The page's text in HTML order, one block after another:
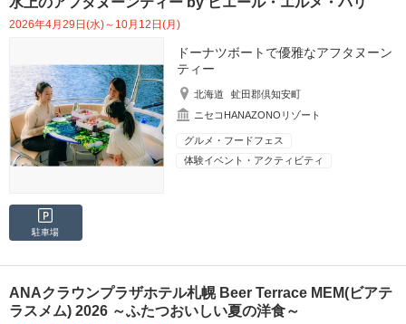
2026年4月29日(水)～10月12日(月)
ドーナツボートで優雅なアフタヌーン
ティー
北海道
虻田郡倶知安町
ニセコHANAZONOリゾート
グルメ・フードフェス
体験イベント・アクティビティ
駐車場
ANAクラウンプラザホテル札幌 Beer Terrace MEM(ビアテ
ラスメム) 2026 ～ふたつおいしい夏の洋食～